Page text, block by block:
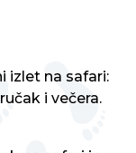
izlet na safari:
i večera.